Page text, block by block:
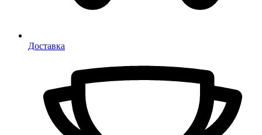
Доставка